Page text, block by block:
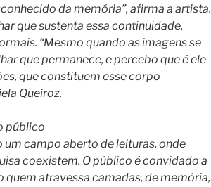
da memória”, afirma a artista.
que sustenta essa continuidade,
“Mesmo quando as imagens se
que permanece, e percebo que é ele
que constituem esse corpo
Queiroz.
público
campo aberto de leituras, onde
coexistem. O público é convidado a
atravessa camadas, de memória,